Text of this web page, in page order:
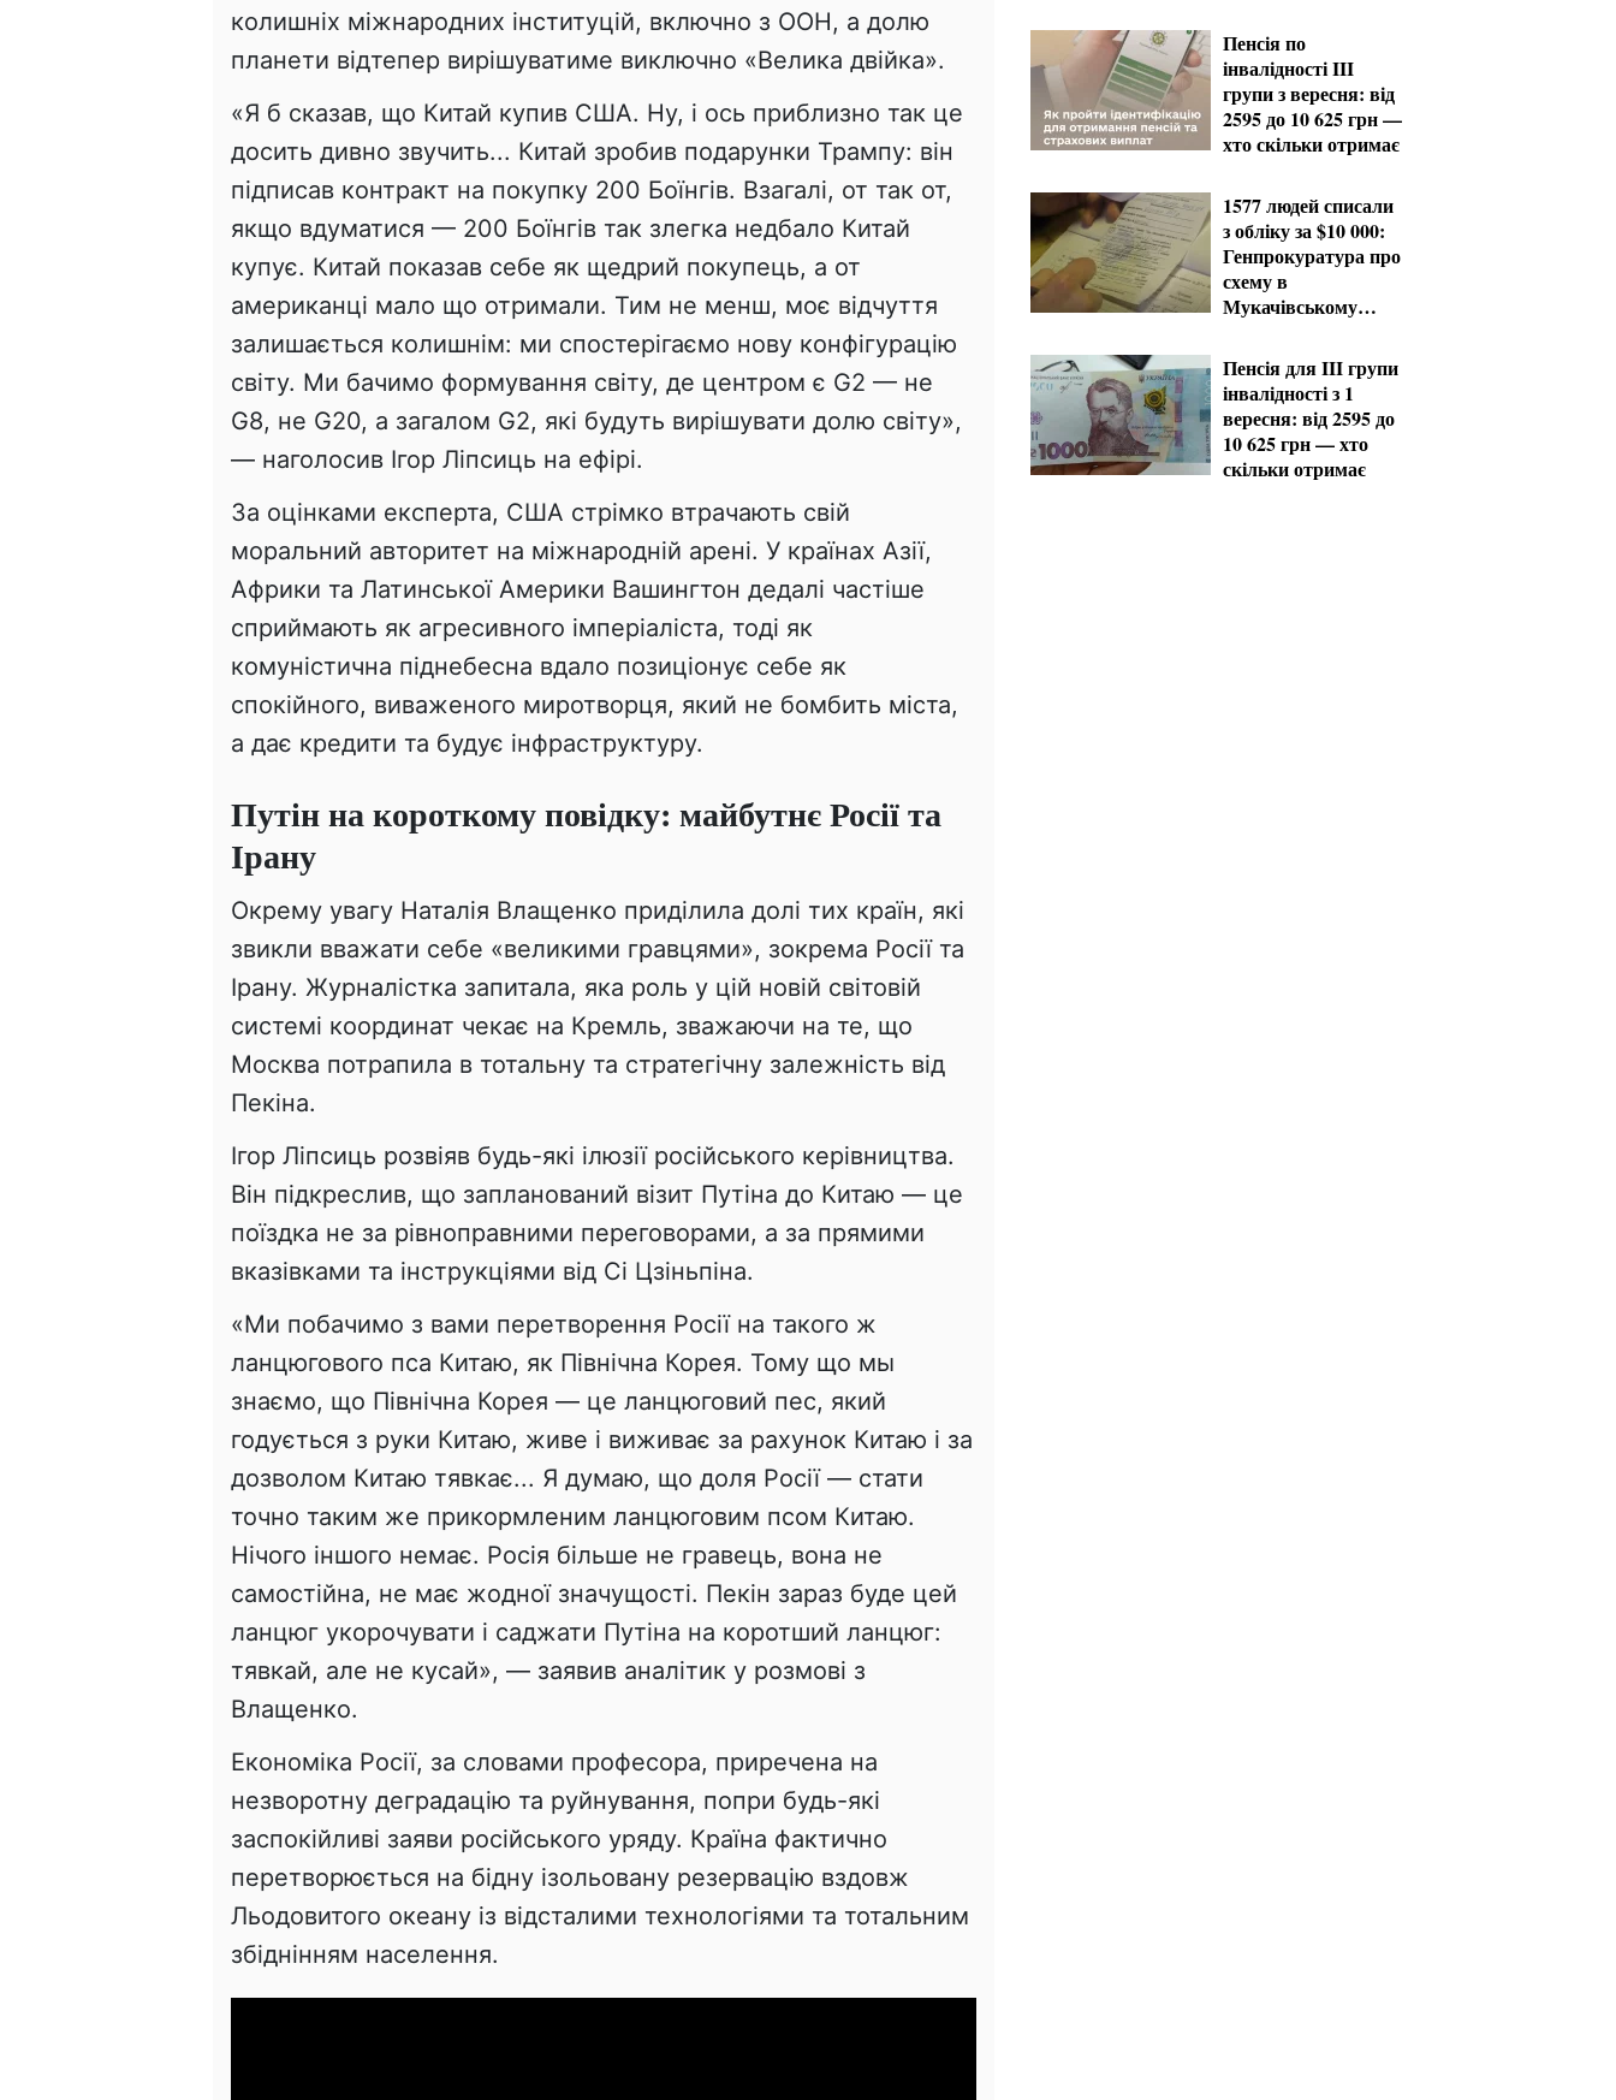
колишніх міжнародних інституцій, включно з ООН, а долю
планети відтепер вирішуватиме виключно «Велика двійка».
«Я б сказав, що Китай купив США. Ну, і ось приблизно так це
досить дивно звучить... Китай зробив подарунки Трампу: він
підписав контракт на покупку 200 Боїнгів. Взагалі, от так от,
якщо вдуматися — 200 Боїнгів так злегка недбало Китай
купує. Китай показав себе як щедрий покупець, а от
американці мало що отримали. Тим не менш, моє відчуття
залишається колишнім: ми спостерігаємо нову конфігурацію
світу. Ми бачимо формування світу, де центром є G2 — не
G8, не G20, а загалом G2, які будуть вирішувати долю світу»,
— наголосив Ігор Ліпсиць на ефірі.
За оцінками експерта, США стрімко втрачають свій
моральний авторитет на міжнародній арені. У країнах Азії,
Африки та Латинської Америки Вашингтон дедалі частіше
сприймають як агресивного імперіаліста, тоді як
комуністична піднебесна вдало позиціонує себе як
спокійного, виваженого миротворця, який не бомбить міста,
а дає кредити та будує інфраструктуру.
Путін на короткому повідку: майбутнє Росії та
Ірану
Окрему увагу Наталія Влащенко приділила долі тих країн, які
звикли вважати себе «великими гравцями», зокрема Росії та
Ірану. Журналістка запитала, яка роль у цій новій світовій
системі координат чекає на Кремль, зважаючи на те, що
Москва потрапила в тотальну та стратегічну залежність від
Пекіна.
Ігор Ліпсиць розвіяв будь-які ілюзії російського керівництва.
Він підкреслив, що запланований візит Путіна до Китаю — це
поїздка не за рівноправними переговорами, а за прямими
вказівками та інструкціями від Сі Цзіньпіна.
«Ми побачимо з вами перетворення Росії на такого ж
ланцюгового пса Китаю, як Північна Корея. Тому що мы
знаємо, що Північна Корея — це ланцюговий пес, який
годується з руки Китаю, живе і виживає за рахунок Китаю і за
дозволом Китаю тявкає... Я думаю, що доля Росії — стати
точно таким же прикормленим ланцюговим псом Китаю.
Нічого іншого немає. Росія більше не гравець, вона не
самостійна, не має жодної значущості. Пекін зараз буде цей
ланцюг укорочувати і саджати Путіна на коротший ланцюг:
тявкай, але не кусай», — заявив аналітик у розмові з
Влащенко.
Економіка Росії, за словами професора, приречена на
незворотну деградацію та руйнування, попри будь-які
заспокійливі заяви російського уряду. Країна фактично
перетворюється на бідну ізольовану резервацію вздовж
Льодовитого океану із відсталими технологіями та тотальним
збіднінням населення.
Пенсія по
інвалідності III
групи з вересня: від
2595 до 10 625 грн —
хто скільки отримає
1577 людей списали
з обліку за $10 000:
Генпрокуратура про
схему в
Мукачівському
Пенсія для III групи
інвалідності з 1
вересня: від 2595 до
10 625 грн — хто
скільки отримає